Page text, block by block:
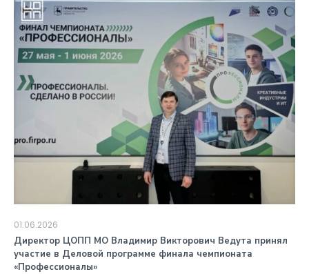
01.06.2026
️Директор ЦОПП МО Владимир Викторович Ведута принял
участие в Деловой программе финала чемпионата
«Профессионалы»